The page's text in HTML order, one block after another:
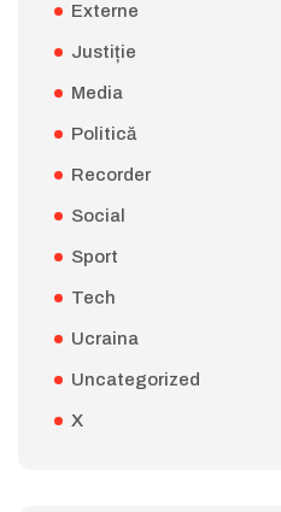
Externe
Justiție
Media
Politică
Recorder
Social
Sport
Tech
Ucraina
Uncategorized
X